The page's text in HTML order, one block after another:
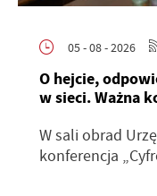
05 - 08 - 2026
O hejcie,
w sieci. Ważna
W sali obrad
konferencja